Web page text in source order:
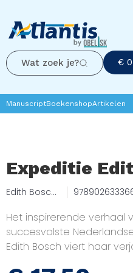
Wat zoek je? €
ManuscriptBoekenshopArtikelen
Expeditie
Edith Bosch,
Het inspirerende verhaal
succesvolste
Edith Bosch viert haar